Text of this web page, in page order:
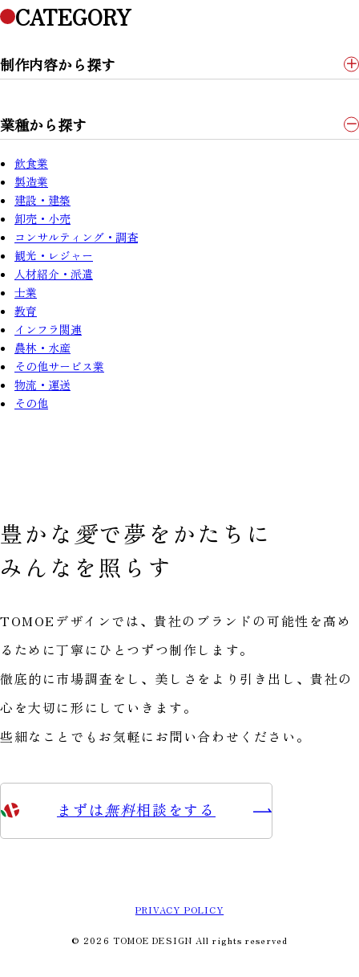
CATEGORY
制作内容から探す
カーラッピング
コーポレート・企業サイト
ブランドサイト・サービスサイト
ブランディング（ロゴ・印刷物）
業種から探す
飲食業
製造業
建設・建築
卸売・小売
コンサルティング・調査
観光・レジャー
人材紹介・派遣
士業
教育
インフラ関連
農林・水産
その他サービス業
物流・運送
その他
豊かな 愛で夢をかたちに
みんなを照らす
TOMOEデザインでは、貴社のブランドの可能性を高め
るために丁寧にひとつずつ制作します。
徹底的に市場調査をし、美しさをより引き出し、貴社の
心を大切に形にしていきます。
些細なことでもお気軽にお問い合わせください。
まずは無料相談をする
PRIVACY POLICY
© 2026 TOMOE DESIGN All rights reserved